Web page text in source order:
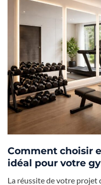
Comment choisir
idéal pour votre
La réussite de votre projet